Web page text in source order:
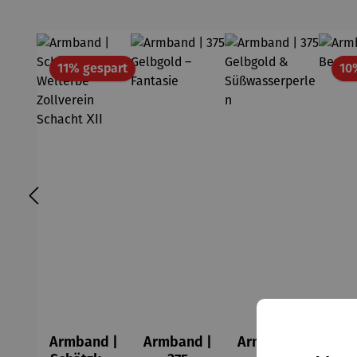
11% gespartRabatt
Armband |
Armband |
Armband |